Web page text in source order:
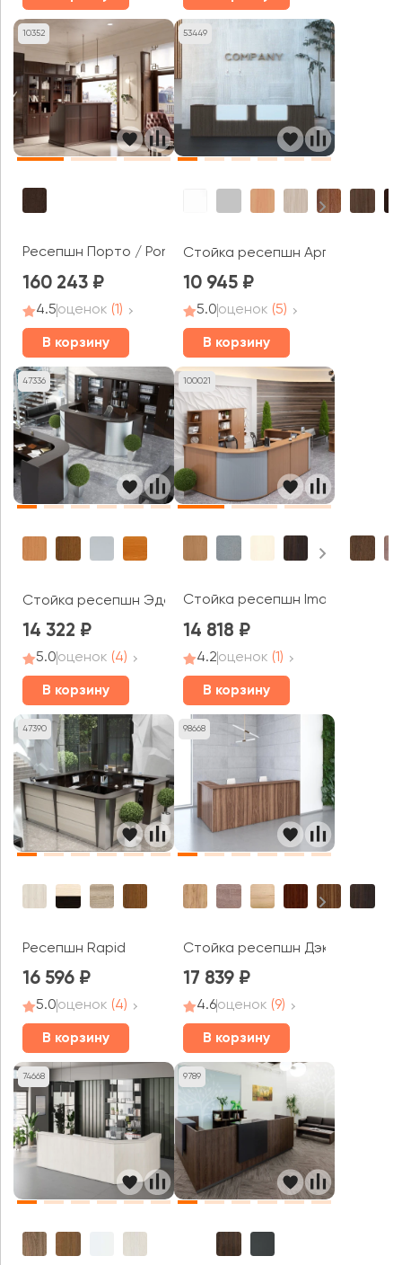
10352
Ресепшн Порто / Porto
160 243
4.5оценок (1)
В корзину
53449
Стойка ресепшн Арго Техно
10 945
5.0оценок (5)
В корзину
47336
Стойка ресепшн Эдем
14 322
5.0оценок (4)
В корзину
100021
Стойка ресепшн Imago Р
14 818
4.2оценок (1)
В корзину
47390
Ресепшн Rapid
16 596
5.0оценок (4)
В корзину
98668
Стойка ресепшн Дэкс / Dex
17 839
4.6оценок (9)
В корзину
74668 9789